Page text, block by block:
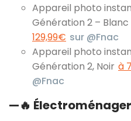
Appareil photo
Génération 2 – Blanc
129,99€ sur @Fnac
Appareil photo
Génération 2, Noir à
@Fnac
—🔥